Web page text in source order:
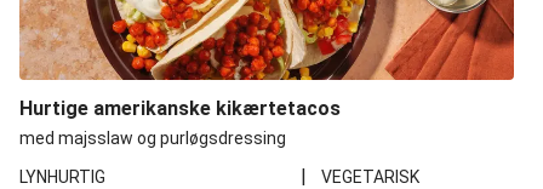
Hurtige amerikanske kikærtetacos
med majsslaw og purløgsdressing
LYNHURTIG
| VEGETARISK